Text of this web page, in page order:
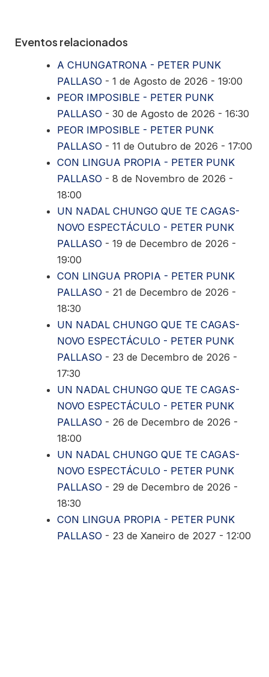
Eventos relacionados
A CHUNGATRONA - PETER PUNK
PALLASO - 1 de Agosto de 2026 - 19:00
PEOR IMPOSIBLE - PETER PUNK
PALLASO - 30 de Agosto de 2026 - 16:30
PEOR IMPOSIBLE - PETER PUNK
PALLASO - 11 de Outubro de 2026 - 17:00
CON LINGUA PROPIA - PETER PUNK
PALLASO - 8 de Novembro de 2026 -
18:00
UN NADAL CHUNGO QUE TE CAGAS-
NOVO ESPECTÁCULO - PETER PUNK
PALLASO - 19 de Decembro de 2026 -
19:00
CON LINGUA PROPIA - PETER PUNK
PALLASO - 21 de Decembro de 2026 -
18:30
UN NADAL CHUNGO QUE TE CAGAS-
NOVO ESPECTÁCULO - PETER PUNK
PALLASO - 23 de Decembro de 2026 -
17:30
UN NADAL CHUNGO QUE TE CAGAS-
NOVO ESPECTÁCULO - PETER PUNK
PALLASO - 26 de Decembro de 2026 -
18:00
UN NADAL CHUNGO QUE TE CAGAS-
NOVO ESPECTÁCULO - PETER PUNK
PALLASO - 29 de Decembro de 2026 -
18:30
CON LINGUA PROPIA - PETER PUNK
PALLASO - 23 de Xaneiro de 2027 - 12:00